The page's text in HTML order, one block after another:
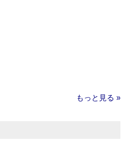
もっと見る »